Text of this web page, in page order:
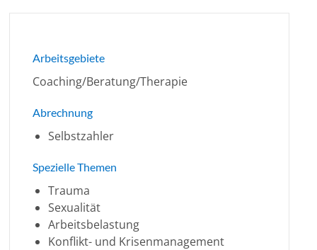
Arbeitsgebiete
Coaching/Beratung/Therapie
Abrechnung
Selbstzahler
Spezielle Themen
Trauma
Sexualität
Arbeitsbelastung
Konflikt- und Krisenmanagement